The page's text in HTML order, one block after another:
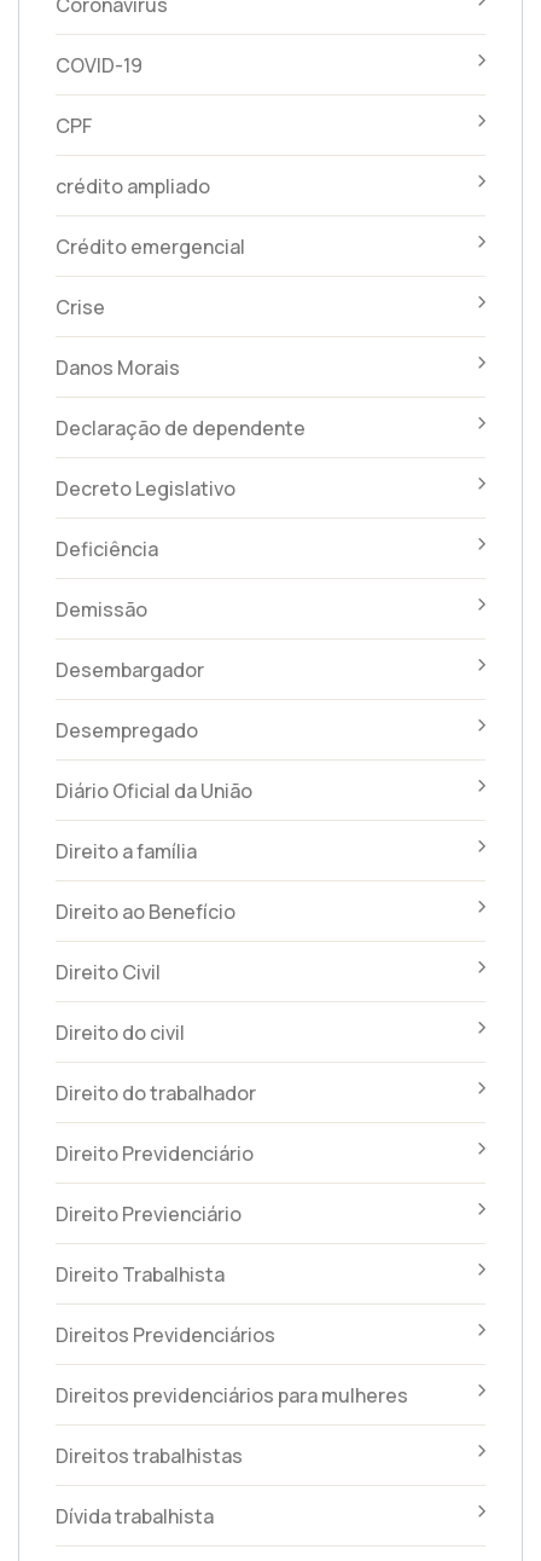
COVID-19
CPF
crédito ampliado
Crédito emergencial
Crise
Danos Morais
Declaração de dependente
Decreto Legislativo
Deficiência
Demissão
Desembargador
Desempregado
Diário Oficial da União
Direito a família
Direito ao Benefício
Direito Civil
Direito do civil
Direito do trabalhador
Direito Previdenciário
Direito Previenciário
Direito Trabalhista
Direitos Previdenciários
Direitos previdenciários para mulheres
Direitos trabalhistas
Dívida trabalhista